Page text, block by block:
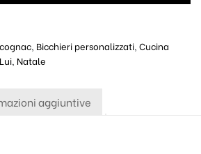
, Bicchieri personalizzati, Cucina
Lui Natale
aggiuntive